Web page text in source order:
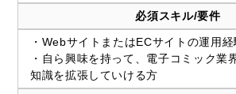
必須スキル/要件
・WebサイトまたはECサイトの運用経
・自ら興味を持って、電子コミック業
知識を拡張していける方